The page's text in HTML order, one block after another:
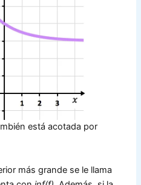
está acotada por
más grande se le llama